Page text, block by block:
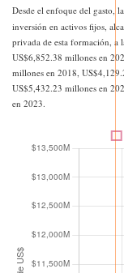
Desde el enfoque del gasto, la
inversión en activos fijos,
privada de esta formación, a
US$6,852.38 millones en
millones en 2018,
US$5,432.23 millones en
en 2023.